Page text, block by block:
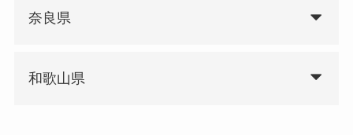
奈良県
和歌山県